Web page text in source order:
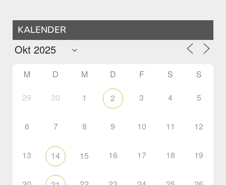
KALENDER
M D M D F S S
29 30 1 2 3 4 5
6 7 8 9 10 11 12
13 14 15 16 17 18 19